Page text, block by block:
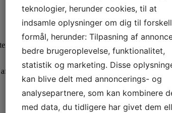
og skønhedsklinikker – for bare at nævne nogle
alle dine billeder (som udgangspunkt op til 30).
teknologier, herunder cookies, til at
indsamle oplysninger om dig til
formål, herunder: Tilpasning af
bedre brugeroplevelse, funktionalitet,
statistik og marketing. Disse
kan blive delt med annoncerings- og
analysepartnere, som kan kombinere
med data, du tidligere har givet dem